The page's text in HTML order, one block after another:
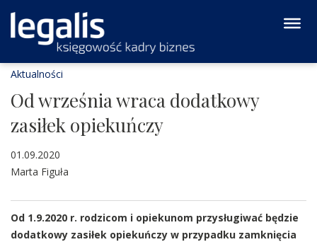
Aktualności
Od września wraca dodatkowy
zasiłek opiekuńczy
01.09.2020
Marta Figuła
Od 1.9.2020 r. rodzicom i opiekunom przysługiwać będzie
dodatkowy zasiłek opiekuńczy w przypadku zamknięcia